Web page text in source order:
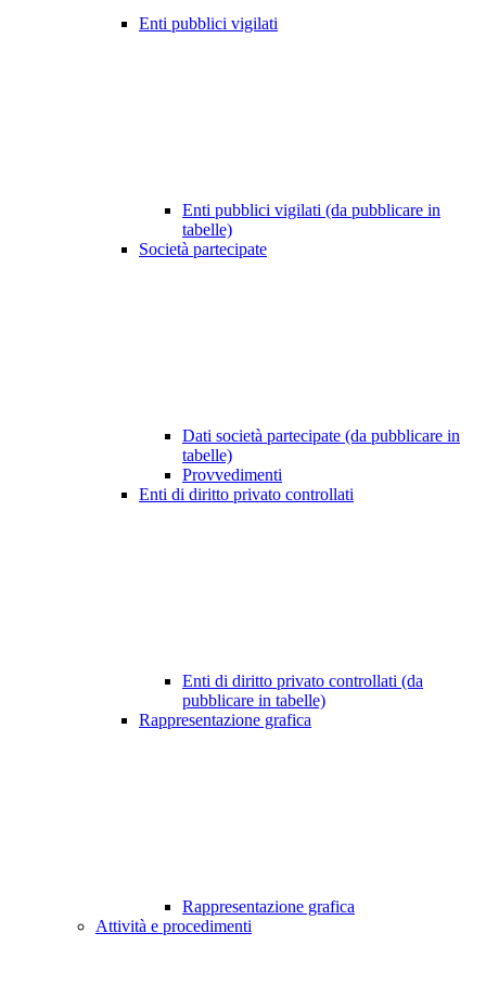
Enti pubblici vigilati
Enti pubblici vigilati (da pubblicare in
tabelle)
Società partecipate
Dati società partecipate (da pubblicare in
tabelle)
Provvedimenti
Enti di diritto privato controllati
Enti di diritto privato controllati (da
pubblicare in tabelle)
Rappresentazione grafica
Rappresentazione grafica
Attività e procedimenti